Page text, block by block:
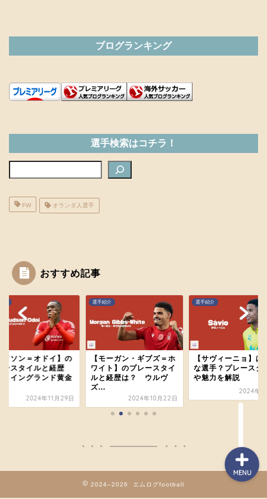
ブログランキング
選手検索はコチラ！
FW オランダ人選手
おすすめ記事
ーガン・ギブズ＝ホ
ト】のプレースタイ
経歴は？ ウルヴ
2024年10月22日
選手紹介
【サヴィーニョ】はどん
な選手？プレースタイル
や魅力を解説
選手紹介
【ライアン・フラー
ンベルフ】のプレー
イルと経歴は？ 遠
2024年
2024–2026 エムログfootball
MENU
ホーム
プレミアリーグのあれこ
紹介メディア
お問い合わせ